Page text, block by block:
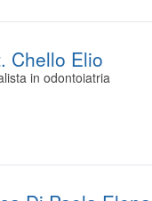
Chello Elio
in odontoiatria